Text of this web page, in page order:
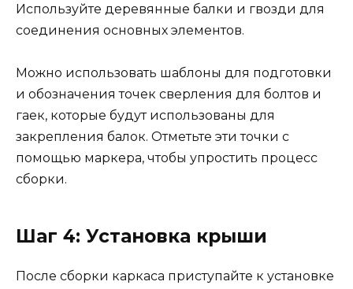
Используйте деревянные балки и гвозди для
соединения основных элементов.
Можно использовать шаблоны для подготовки
и обозначения точек сверления для болтов и
гаек, которые будут использованы для
закрепления балок. Отметьте эти точки с
помощью маркера, чтобы упростить процесс
сборки.
Шаг 4: Установка крыши
После сборки каркаса приступайте к установке